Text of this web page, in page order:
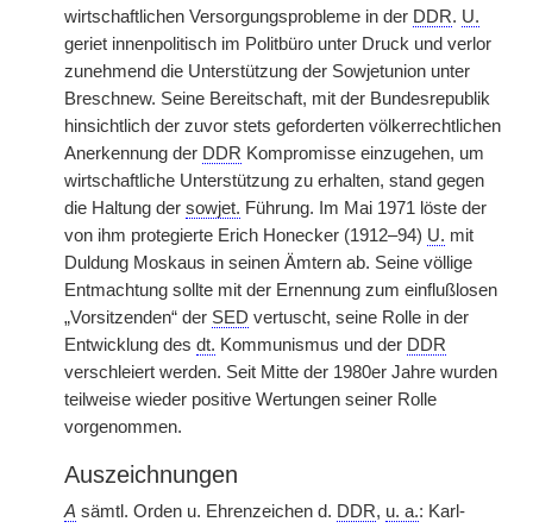
wirtschaftlichen Versorgungsprobleme in der DDR. U.
geriet innenpolitisch im Politbüro unter Druck und verlor
zunehmend die Unterstützung der Sowjetunion unter
Breschnew. Seine Bereitschaft, mit der Bundesrepublik
hinsichtlich der zuvor stets geforderten völkerrechtlichen
Anerkennung der DDR Kompromisse einzugehen, um
wirtschaftliche Unterstützung zu erhalten, stand gegen
die Haltung der sowjet. Führung. Im Mai 1971 löste der
von ihm protegierte Erich Honecker (1912–94) U. mit
Duldung Moskaus in seinen Ämtern ab. Seine völlige
Entmachtung sollte mit der Ernennung zum einflußlosen
„Vorsitzenden“ der SED vertuscht, seine Rolle in der
Entwicklung des dt. Kommunismus und der DDR
verschleiert werden. Seit Mitte der 1980er Jahre wurden
teilweise wieder positive Wertungen seiner Rolle
vorgenommen.
Auszeichnungen
A sämtl. Orden u. Ehrenzeichen d. DDR, u. a.: Karl-